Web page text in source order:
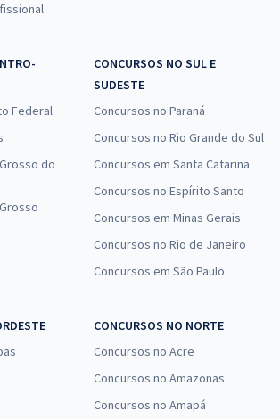
Federal
do
CONCURSOS NO SUL E
SUDESTE
Concursos no Paraná
Concursos no Rio Grande do Sul
Concursos em Santa Catarina
Concursos no Espírito Santo
Concursos em Minas Gerais
Concursos no Rio de Janeiro
Concursos em São Paulo
CONCURSOS NO NORTE
Concursos no Acre
Concursos no Amazonas
Concursos no Amapá